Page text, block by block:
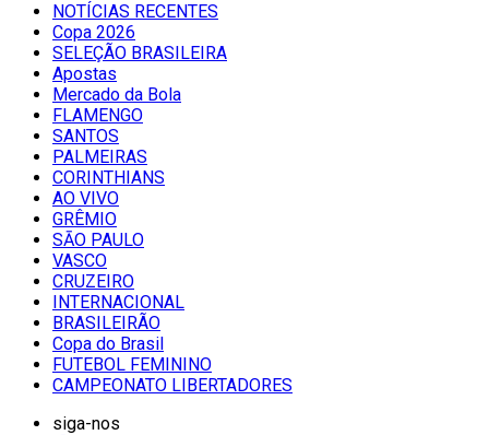
NOTÍCIAS RECENTES
Copa 2026
SELEÇÃO BRASILEIRA
Apostas
Mercado da Bola
FLAMENGO
SANTOS
PALMEIRAS
CORINTHIANS
AO VIVO
GRÊMIO
SĀO PAULO
VASCO
CRUZEIRO
INTERNACIONAL
BRASILEIRÃO
Copa do Brasil
FUTEBOL FEMININO
CAMPEONATO LIBERTADORES
siga-nos